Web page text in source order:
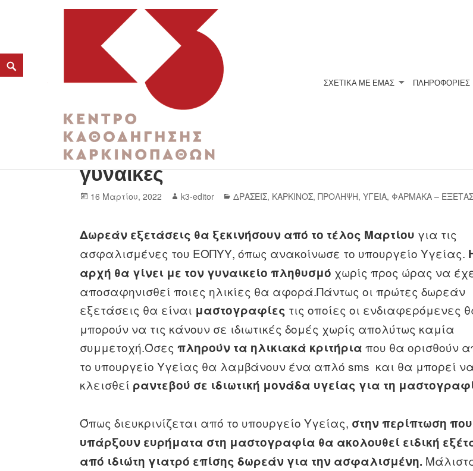
K3
ΚΕΝΤΡΟ ΚΑΘΟΔΗΓΗΣΗΣ ΚΑΡΚΙΝΟΠΑΘΩΝ
ΣΧΕΤΙΚΆ ΜΕ ΕΜΆΣ ΠΛΗΡΟΦΟΡΙΕΣ
Δωρεάν διαγνωστικές εξετάσεις για τις
γυναίκες
16 Μαρτίου, 2022 k3-editor ΔΡΑΣΕΙΣ, ΚΑΡΚΙΝΟΣ,ΠΡΟΛΗΨΗ,ΥΓΕΙΑ, ΦΑΡΜΑΚΑ –
Δωρεάν εξετάσεις θα ξεκινήσουν από το τέλος Μαρτίου για τις
ασφαλισμένες του ΕΟΠΥΥ, όπως ανακοίνωσε το υπουργείο Υγείας.
αρχή θα γίνει με τον γυναικείο πληθυσμό χωρίς προς ώρας να
αποσαφηνισθεί ποιες ηλικίες θα αφορά.Πάντως οι πρώτες δωρεάν
εξετάσεις θα είναι μαστογραφίες τις οποίες οι ενδιαφερόμενες
μπορούν να τις κάνουν σε ιδιωτικές δομές χωρίς απολύτως καμία
συμμετοχή.Όσεςπληρούν τα ηλικιακά κριτήρια που θα ορισθούν
το υπουργείο Υγείας θα λαμβάνουν ένα απλό sms και θα μπορεί
κλεισθεί ραντεβού σε ιδιωτική μονάδα υγείας για τη
Όπως διευκρινίζεται από το υπουργείο Υγείας, στην περίπτωση που
υπάρξουν ευρήματα στη μαστογραφία θα ακολουθεί ειδική
από ιδιώτη γιατρό επίσης δωρεάν για την ασφαλισμένη.